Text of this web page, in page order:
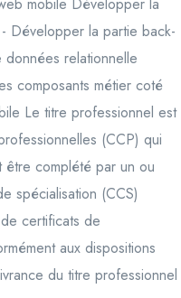
Développer la partie back-
relationnelle
composants métier coté
Le titre professionnel est
(CCP) qui
être complété par un ou
spécialisation (CCS)
certificats de
aux dispositions
du titre professionnel